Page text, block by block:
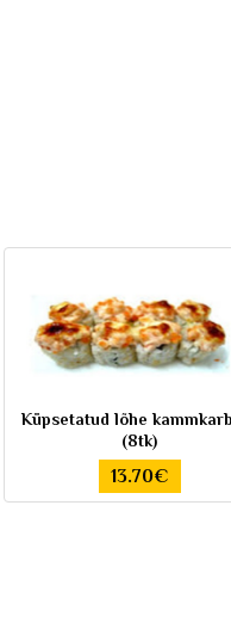
Küpsetatud lõhe
(8tk)
13.70€